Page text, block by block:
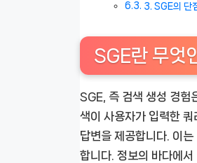
3. SGE의 단
SGE란 무엇
SGE, 즉 검색 생성 경험
색이 사용자가 입력한
답변을 제공합니다. 이
합니다. 정보의 바다에